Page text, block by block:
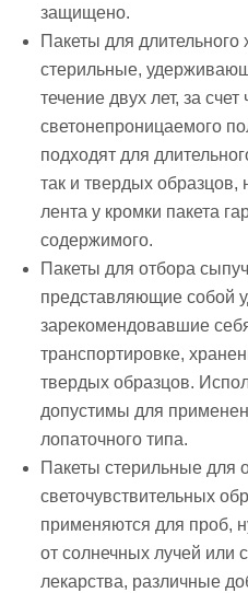
защищено.
Пакеты для длительного
стерильные,
течение двух лет, за счет
светонепроницаемого
подходят для
так и твердых
лента у кромки пакета
содержимого.
Пакеты для отбора
представляющие собой
зарекомендовавшие
транспортировке,
твердых образцов.
допустимы для
лопаточного типа.
Пакеты стерильные для
светочувствительных
применяются для проб,
от солнечных лучей или
лекарства, различные